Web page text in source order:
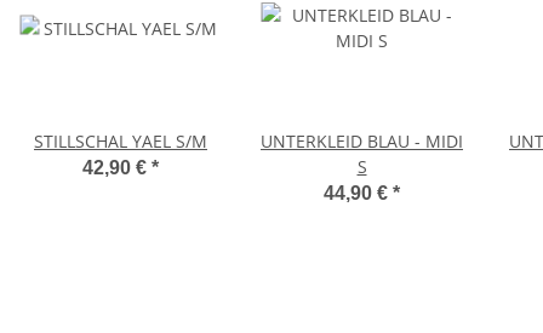
STILLSCHAL YAEL S/M
42,90 € *
UNTERKLEID BLAU - MIDI
S
44,90 € *